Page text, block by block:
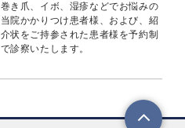
巻き爪、イボ、湿疹などでお悩みの
当院かかりつけ患者様、および、紹
介状をご持参された患者様を予約制
で診察いたします。